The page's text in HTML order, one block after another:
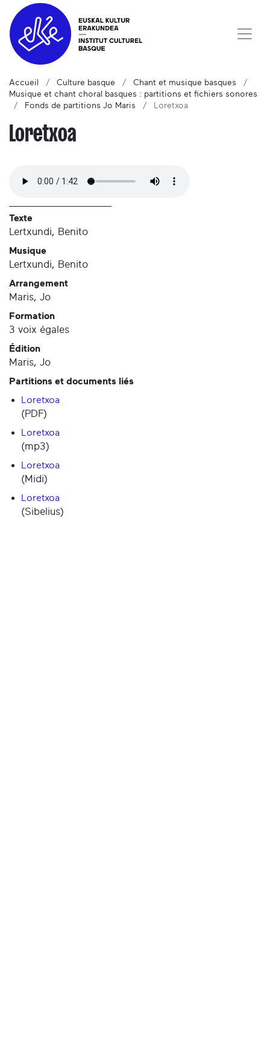
Accueil Culture basque
Chant et musique basques
Musique et chant choral basques : partitions et fichiers sonores
Fonds de partitions Jo Maris
Loretxoa
Loretxoa
Texte
Lertxundi, Benito
Musique
Lertxundi, Benito
Arrangement
Maris, Jo
Formation
3 voix égales
Édition
Maris, Jo
Partitions et documents liés
Loretxoa
(PDF)
Loretxoa
(mp3)
Loretxoa
(Midi)
Loretxoa
(Sibelius)